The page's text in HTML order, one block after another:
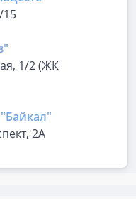
15
1/2 (ЖК
2А